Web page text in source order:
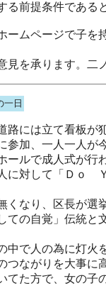
る前提条件である
ームページで子を
す。二ノ
一日
には立て看板が
参加、一人一人が
ールで成人式が行
に対して「Ｄｏ
くなり、区長が
の自覚」伝統と
で人の為に灯火
ながりを大事に
てた方で、女の子